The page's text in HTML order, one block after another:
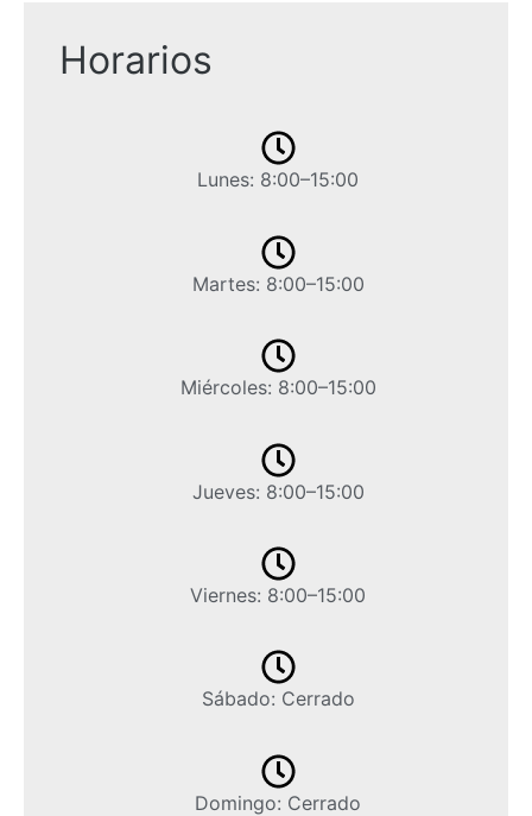
Horarios
Lunes: 8:00–15:00
Martes: 8:00–15:00
Miércoles: 8:00–15:00
Jueves: 8:00–15:00
Viernes: 8:00–15:00
Sábado: Cerrado
Domingo: Cerrado